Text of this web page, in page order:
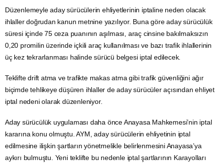
Düzenlemeyle aday sürücülerin ehliyetlerinin iptaline neden olacak
ihlaller doğrudan kanun metnine yazılıyor. Buna göre aday sürücülük
süresi içinde 75 ceza puanının aşılması, araç cinsine bakılmaksızın
0,20 promilin üzerinde içkili araç kullanılması ve bazı trafik ihlallerinin
üç kez tekrarlanması halinde sürücü belgesi iptal edilecek.
Teklifte drift atma ve trafikte makas atma gibi trafik güvenliğini ağır
biçimde tehlikeye düşüren ihlaller de aday sürücüler açısından ehliyet
iptal nedeni olarak düzenleniyor.
Aday sürücülük uygulaması daha önce Anayasa Mahkemesi’nin iptal
kararına konu olmuştu. AYM, aday sürücülerin ehliyetinin iptal
edilmesine ilişkin şartların yönetmelikle belirlenmesini Anayasa’ya
aykırı bulmuştu. Yeni teklifte bu nedenle iptal şartlarının Karayolları